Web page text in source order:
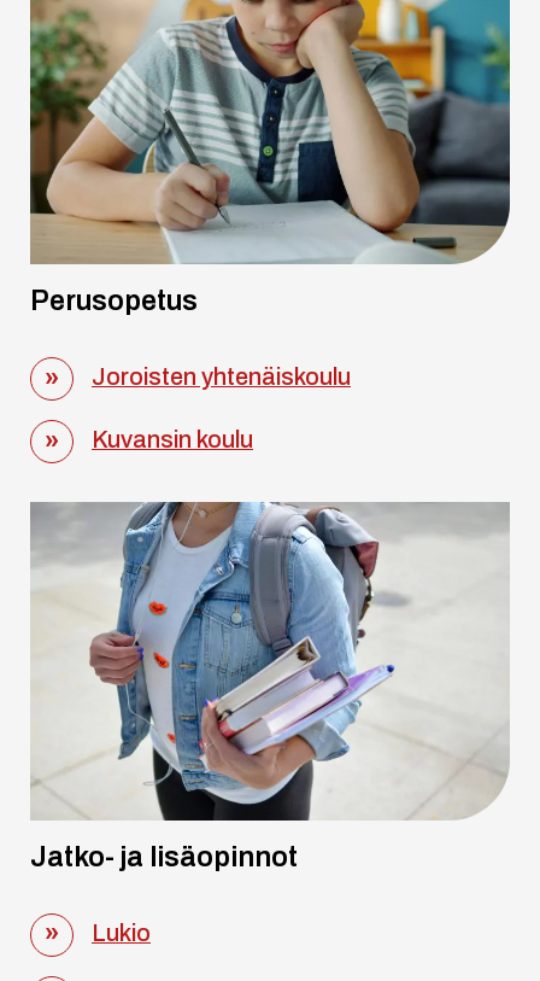
Perusopetus
Joroisten yhtenäiskoulu
Kuvansin koulu
Jatko- ja lisäopinnot
Lukio